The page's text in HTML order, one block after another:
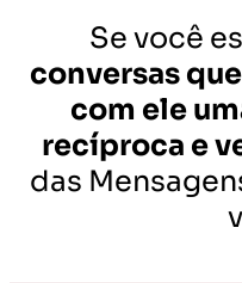
Se você
conversas
com ele
recíproca e
das